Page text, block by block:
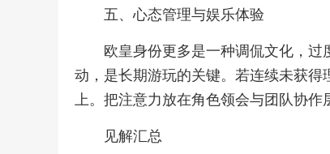
五、心态管理与娱乐体验
欧皇身份更多是一种调侃文化，
动，是长期游玩的关键。若连续未获
上。把注意力放在角色领会与团队协作
见解汇总